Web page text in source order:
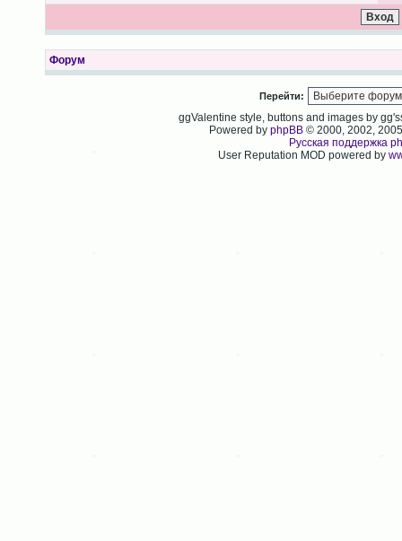
Форум
Перейти:
ggValentine style, buttons and images by
Powered byphpBB © 2000, 2002,
Русская поддержка
User Reputation MOD powered by